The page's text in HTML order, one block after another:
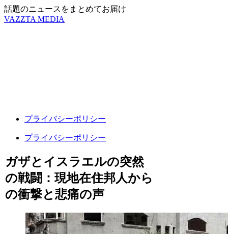
話題のニュースをまとめてお届け
VAZZTA MEDIA
プライバシーポリシー
プライバシーポリシー
ガザとイスラエルの突然
の戦闘：現地在住邦人から
の衝撃と悲痛の声